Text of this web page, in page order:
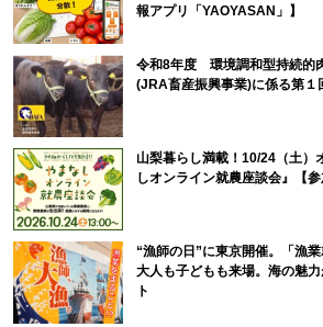
報アプリ「YAOYASAN」】
令和8年度 環境調和型持続的
(JRA畜産振興事業)に係る第１
山梨暮らし満載！10/24（土）
しオンライン就農座談会』【参
“漁師の日”に東京開催。「漁
大人も子どもも来場。海の魅
ト